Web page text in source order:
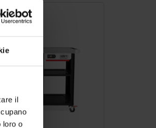
il
loro o